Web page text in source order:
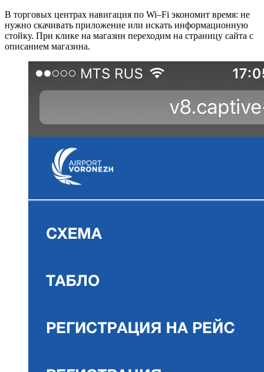
В торговых центрах навигация по Wi–Fi экономит время: не
нужно скачивать приложение или искать информационную
стойку. При клике на магазин переходим на страницу сайта с
описанием магазина.